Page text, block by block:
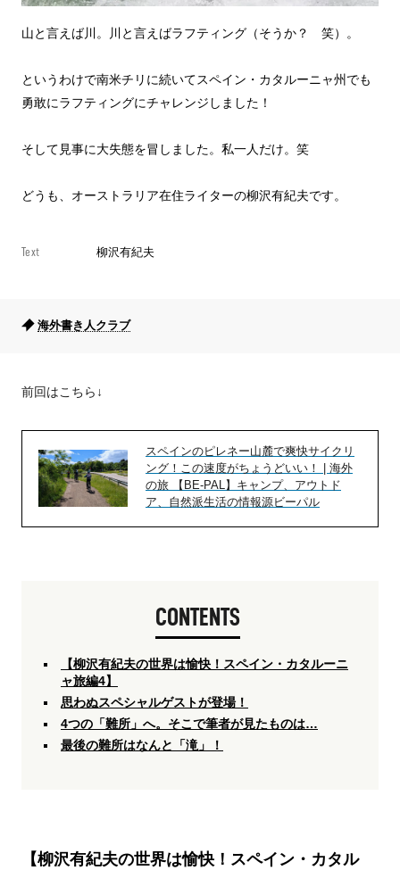
山と言えば川。川と言えばラフティング（そうか？ 笑）。
というわけで南米チリに続いてスペイン・カタルーニャ州でも
勇敢にラフティングにチャレンジしました！
そして見事に大失態を冒しました。私一人だけ。笑
どうも、オーストラリア在住ライターの柳沢有紀夫です。
Text 柳沢有紀夫
海外書き人クラブ
前回はこちら↓
スペインのピレネー山麓で爽快サイクリ
ング！この速度がちょうどいい！ | 海外
の旅 【BE-PAL】キャンプ、アウトド
ア、自然派生活の情報源ビーパル
CONTENTS
【柳沢有紀夫の世界は愉快！スペイン・カタルーニ
ャ旅編4】
思わぬスペシャルゲストが登場！
4つの「難所」へ。そこで筆者が見たものは…
最後の難所はなんと「滝」！
【柳沢有紀夫の世界は愉快！スペイン・カタル